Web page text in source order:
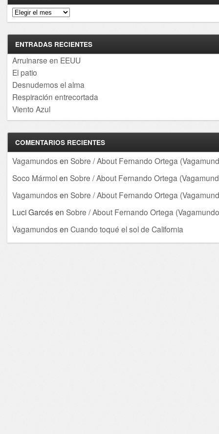
Archivos
ENTRADAS RECIENTES
Arruinarse en EEUU
El patio
Desnudemos el alma
Respiración entrecortada
Viento Azul
COMENTARIOS RECIENTES
Vagamundos en Sobre / About Fernando Ortega
Soco Mármolen Sobre / About Fernando Ortega
Vagamundos en Sobre / About Fernando Ortega
Luci Garcés en Sobre / About Fernando Ortega
Vagamundos en Cuando toqué el sol de California